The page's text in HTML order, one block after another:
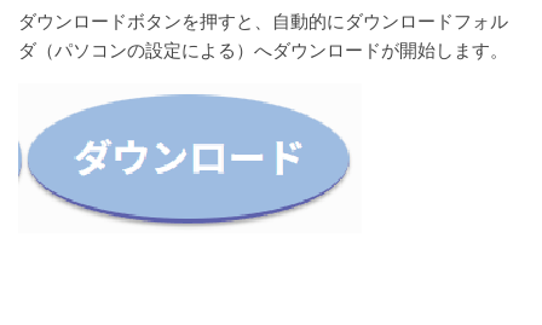
ダウンロードボタンを押すと、自動的にダウンロードフォル
ダ（パソコンの設定による）へダウンロードが開始します。